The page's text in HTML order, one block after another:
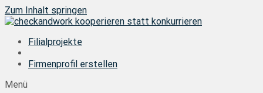
Zum Inhalt springen
Filialprojekte
Firmenprofil erstellen
Menü